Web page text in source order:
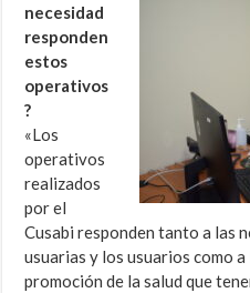
necesidad
responden
estos
operativos
?
«Los
operativos
realizados
por el
Cusabi responden tanto a las
usuarias y los usuarios como
promoción de la salud que